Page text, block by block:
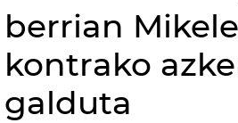
berrian
kontrako
galduta